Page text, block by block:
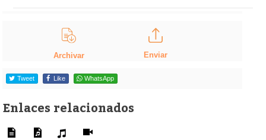
Archivar Enviar
Tweet Like WhatsApp
Enlaces relacionados